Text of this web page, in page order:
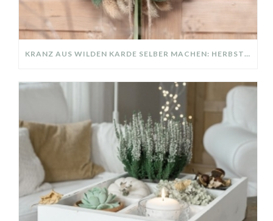
KRANZ AUS WILDEN KARDE SELBER MACHEN: HERBSTDEKO GANZ EINFACH